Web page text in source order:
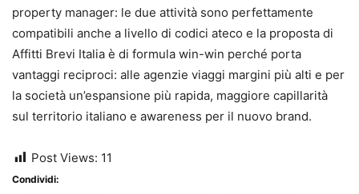
property manager: le due attività sono perfettamente
compatibili anche a livello di codici ateco e la proposta di
Affitti Brevi Italia è di formula win-win perché porta
vantaggi reciproci: alle agenzie viaggi margini più alti e per
la società un’espansione più rapida, maggiore capillarità
sul territorio italiano e awareness per il nuovo brand.
Post Views: 11
Condividi: